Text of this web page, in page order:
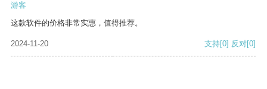
游客
这款软件的价格非常实惠，值得推荐。
2024-11-20 支持[0] 反对[0]